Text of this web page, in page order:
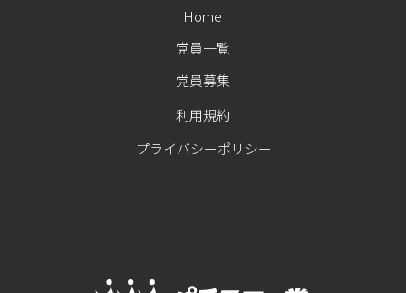
党員一覧
党員募集
利用規約
Home
プライバシーポリシー